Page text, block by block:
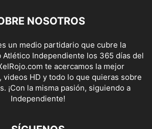
NOSOTROS
un medio partidario que cubre la
Atlético Independiente los 365 días del
te acercamos la mejor
videos HD y todo lo que quieras sobre
¡Con la misma pasión, siguiendo a
Independiente!